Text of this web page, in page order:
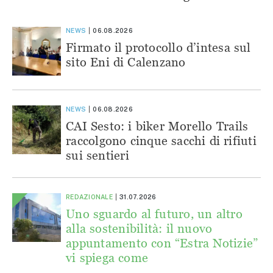
NEWS 06.08.2026
Firmato il protocollo d’intesa sul
sito Eni di Calenzano
NEWS 06.08.2026
CAI Sesto: i biker Morello Trails
raccolgono cinque sacchi di rifiuti
sui sentieri
REDAZIONALE 31.07.2026
Uno sguardo al futuro, un altro
alla sostenibilità: il nuovo
appuntamento con “Estra Notizie”
vi spiega come